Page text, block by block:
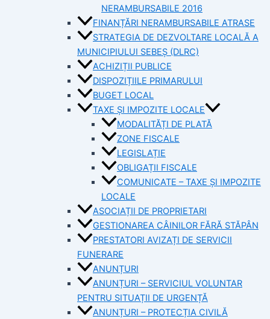
NERAMBURSABILE 2016
FINANȚĂRI NERAMBURSABILE ATRASE
STRATEGIA DE DEZVOLTARE LOCALĂ A
MUNICIPIULUI SEBEȘ (DLRC)
ACHIZIȚII PUBLICE
DISPOZIȚIILE PRIMARULUI
BUGET LOCAL
TAXE ȘI IMPOZITE LOCALE
MODALITĂȚI DE PLATĂ
ZONE FISCALE
LEGISLAȚIE
OBLIGAȚII FISCALE
COMUNICATE – TAXE ȘI IMPOZITE
LOCALE
ASOCIAȚII DE PROPRIETARI
GESTIONAREA CÂINILOR FĂRĂ STĂPÂN
PRESTATORI AVIZAȚI DE SERVICII
FUNERARE
ANUNȚURI
ANUNȚURI – SERVICIUL VOLUNTAR
PENTRU SITUAȚII DE URGENȚĂ
ANUNȚURI – PROTECȚIA CIVILĂ